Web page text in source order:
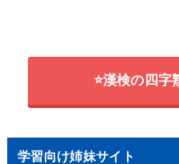
⭐漢検の四字
学習向け姉妹サイト